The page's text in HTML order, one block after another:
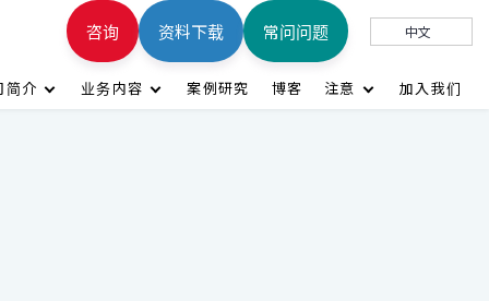
简介 业务内容 案例研究 博客 注意 加入我们
咨询 资料下载 常问问题 中文